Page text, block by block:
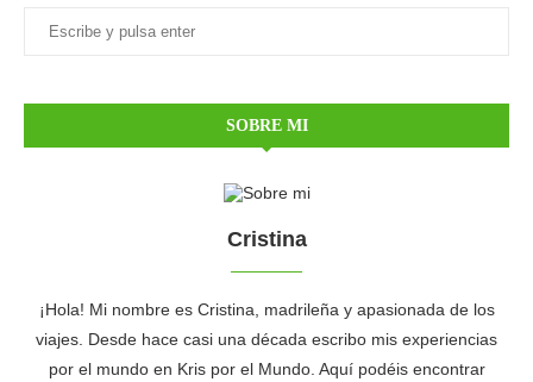
SOBRE MI
Cristina
¡Hola! Mi nombre es Cristina, madrileña y apasionada de los
viajes. Desde hace casi una década escribo mis experiencias
por el mundo en Kris por el Mundo. Aquí podéis encontrar